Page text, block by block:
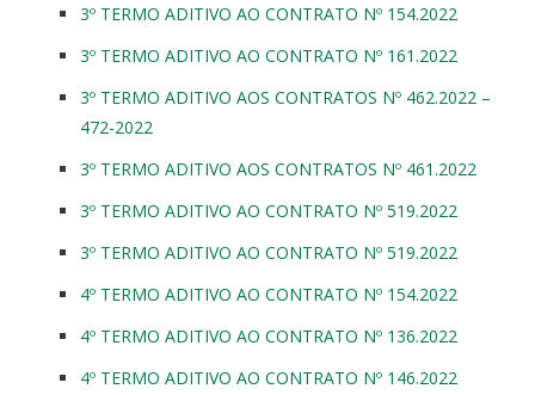
3º TERMO ADITIVO AO CONTRATO Nº 154.2022
3º TERMO ADITIVO AO CONTRATO Nº 161.2022
3º TERMO ADITIVO AOS CONTRATOS Nº 462.2022 –
472-2022
3º TERMO ADITIVO AOS CONTRATOS Nº 461.2022
3º TERMO ADITIVO AO CONTRATO Nº 519.2022
3º TERMO ADITIVO AO CONTRATO Nº 519.2022
4º TERMO ADITIVO AO CONTRATO Nº 154.2022
4º TERMO ADITIVO AO CONTRATO Nº 136.2022
4º TERMO ADITIVO AO CONTRATO Nº 146.2022